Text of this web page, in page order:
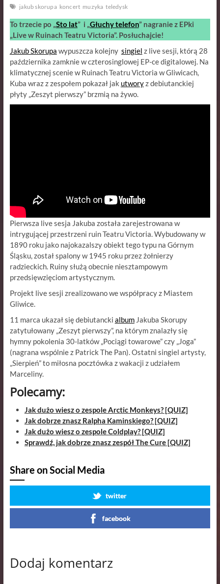
jakub skorupa koncert muzyka teledysk
To trzecie po „Sto lat” i „Głuchy telefon” nagranie z EPki
„Live w Ruinach Teatru Victoria”. Posłuchajcie!
Jakub Skorupa wypuszcza kolejny singiel z live sesji, którą 28
października zamknie w czterosinglowej EP-ce digitalowej. Na
klimatycznej scenie w Ruinach Teatru Victoria w Gliwicach,
Kuba wraz z zespołem pokazał jak utworyz debiutanckiej
płyty „Zeszyt pierwszy” brzmią na żywo.
Pierwsza live sesja Jakuba została zarejestrowana w
intrygującej przestrzeni ruin Teatru Victoria. Wybudowany w
1890 roku jako najokazalszy obiekt tego typu na Górnym
Śląsku, został spalony w 1945 roku przez żołnierzy
radzieckich. Ruiny służą obecnie niesztampowym
przedsięwzięciom artystycznym.
Projekt live sesji zrealizowano we współpracy z Miastem
Gliwice.
11 marca ukazał się debiutancki albumJakuba Skorupy
zatytułowany „Zeszyt pierwszy”, na którym znalazły się
hymny pokolenia 30-latków „Pociągi towarowe” czy „Joga”
(nagrana wspólnie z Patrick The Pan). Ostatni singiel artysty,
„Sierpień” to miłosna pocztówka z wakacji z udziałem
Marceliny.
Polecamy:
Jak dużo wiesz o zespole Arctic Monkeys? [QUIZ]
Jak dobrze znasz Ralpha Kaminskiego? [QUIZ]
Jak dużo wiesz o zespole Coldplay? [QUIZ]
Sprawdź, jak dobrze znasz zespół The Cure [QUIZ]
Share on Social Media
twitter
facebook
Dodaj komentarz